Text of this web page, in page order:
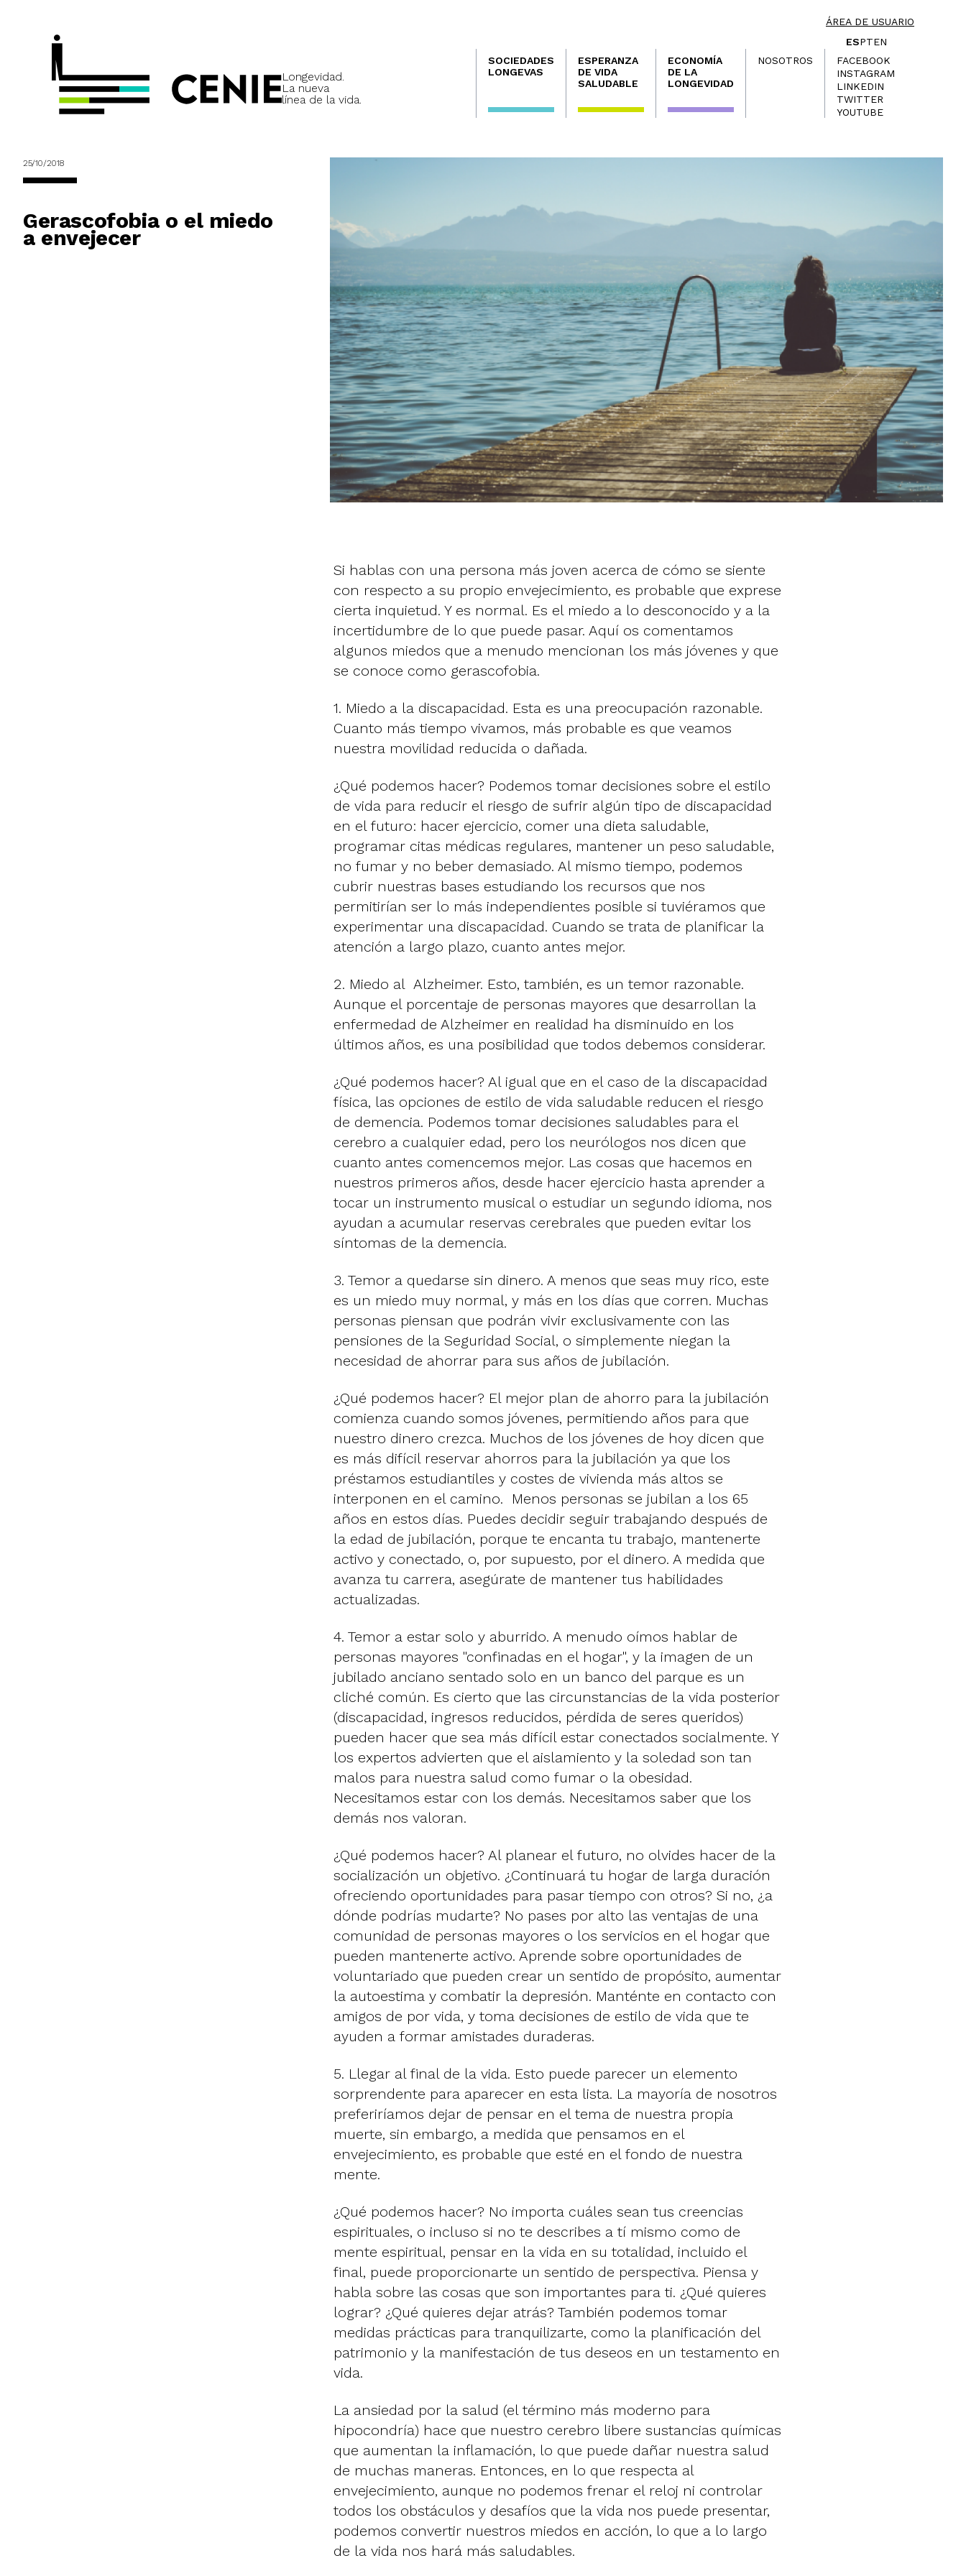
ÁREA DE USUARIO
Longevidad.
La nueva
línea de la vida.
ESPTEN
Navegación
principal
SOCIEDADES
LONGEVAS
ESPERANZA
DE VIDA
SALUDABLE
ECONOMÍA
DE LA
LONGEVIDAD
NOSOTROS
FACEBOOK
INSTAGRAM
LINKEDIN
TWITTER
YOUTUBE
25/10/2018
Gerascofobia o el miedo
a envejecer
Si hablas con una persona más joven acerca de cómo se siente
con respecto a su propio envejecimiento, es probable que exprese
cierta inquietud. Y es normal. Es el miedo a lo desconocido y a la
incertidumbre de lo que puede pasar. Aquí os comentamos
algunos miedos que a menudo mencionan los más jóvenes y que
se conoce como gerascofobia.
1. Miedo a la discapacidad. Esta es una preocupación razonable.
Cuanto más tiempo vivamos, más probable es que veamos
nuestra movilidad reducida o dañada.
¿Qué podemos hacer? Podemos tomar decisiones sobre el estilo
de vida para reducir el riesgo de sufrir algún tipo de discapacidad
en el futuro: hacer ejercicio, comer una dieta saludable,
programar citas médicas regulares, mantener un peso saludable,
no fumar y no beber demasiado. Al mismo tiempo, podemos
cubrir nuestras bases estudiando los recursos que nos
permitirían ser lo más independientes posible si tuviéramos que
experimentar una discapacidad. Cuando se trata de planificar la
atención a largo plazo, cuanto antes mejor.
2. Miedo al Alzheimer. Esto, también, es un temor razonable.
Aunque el porcentaje de personas mayores que desarrollan la
enfermedad de Alzheimer en realidad ha disminuido en los
últimos años, es una posibilidad que todos debemos considerar.
¿Qué podemos hacer? Al igual que en el caso de la discapacidad
física, las opciones de estilo de vida saludable reducen el riesgo
de demencia. Podemos tomar decisiones saludables para el
cerebro a cualquier edad, pero los neurólogos nos dicen que
cuanto antes comencemos mejor. Las cosas que hacemos en
nuestros primeros años, desde hacer ejercicio hasta aprender a
tocar un instrumento musical o estudiar un segundo idioma, nos
ayudan a acumular reservas cerebrales que pueden evitar los
síntomas de la demencia.
3. Temor a quedarse sin dinero. A menos que seas muy rico, este
es un miedo muy normal, y más en los días que corren. Muchas
personas piensan que podrán vivir exclusivamente con las
pensiones de la Seguridad Social, o simplemente niegan la
necesidad de ahorrar para sus años de jubilación.
¿Qué podemos hacer? El mejor plan de ahorro para la jubilación
comienza cuando somos jóvenes, permitiendo años para que
nuestro dinero crezca. Muchos de los jóvenes de hoy dicen que
es más difícil reservar ahorros para la jubilación ya que los
préstamos estudiantiles y costes de vivienda más altos se
interponen en el camino. Menos personas se jubilan a los 65
años en estos días. Puedes decidir seguir trabajando después de
la edad de jubilación, porque te encanta tu trabajo, mantenerte
activo y conectado, o, por supuesto, por el dinero. A medida que
avanza tu carrera, asegúrate de mantener tus habilidades
actualizadas.
4. Temor a estar solo y aburrido. A menudo oímos hablar de
personas mayores "confinadas en el hogar", y la imagen de un
jubilado anciano sentado solo en un banco del parque es un
cliché común. Es cierto que las circunstancias de la vida posterior
(discapacidad, ingresos reducidos, pérdida de seres queridos)
pueden hacer que sea más difícil estar conectados socialmente. Y
los expertos advierten que el aislamiento y la soledad son tan
malos para nuestra salud como fumar o la obesidad.
Necesitamos estar con los demás. Necesitamos saber que los
demás nos valoran.
¿Qué podemos hacer? Al planear el futuro, no olvides hacer de la
socialización un objetivo. ¿Continuará tu hogar de larga duración
ofreciendo oportunidades para pasar tiempo con otros? Si no, ¿a
dónde podrías mudarte? No pases por alto las ventajas de una
comunidad de personas mayores o los servicios en el hogar que
pueden mantenerte activo. Aprende sobre oportunidades de
voluntariado que pueden crear un sentido de propósito, aumentar
la autoestima y combatir la depresión. Manténte en contacto con
amigos de por vida, y toma decisiones de estilo de vida que te
ayuden a formar amistades duraderas.
5. Llegar al final de la vida. Esto puede parecer un elemento
sorprendente para aparecer en esta lista. La mayoría de nosotros
preferiríamos dejar de pensar en el tema de nuestra propia
muerte, sin embargo, a medida que pensamos en el
envejecimiento, es probable que esté en el fondo de nuestra
mente.
¿Qué podemos hacer? No importa cuáles sean tus creencias
espirituales, o incluso si no te describes a tí mismo como de
mente espiritual, pensar en la vida en su totalidad, incluido el
final, puede proporcionarte un sentido de perspectiva. Piensa y
habla sobre las cosas que son importantes para ti. ¿Qué quieres
lograr? ¿Qué quieres dejar atrás? También podemos tomar
medidas prácticas para tranquilizarte, como la planificación del
patrimonio y la manifestación de tus deseos en un testamento en
vida.
La ansiedad por la salud (el término más moderno para
hipocondría) hace que nuestro cerebro libere sustancias químicas
que aumentan la inflamación, lo que puede dañar nuestra salud
de muchas maneras. Entonces, en lo que respecta al
envejecimiento, aunque no podemos frenar el reloj ni controlar
todos los obstáculos y desafíos que la vida nos puede presentar,
podemos convertir nuestros miedos en acción, lo que a lo largo
de la vida nos hará más saludables.